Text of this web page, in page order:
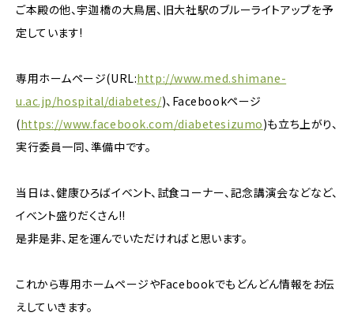
ご本殿の他、宇迦橋の大鳥居、旧大社駅のブルーライトアップを予
定しています!
専用ホームページ(URL:http://www.med.shimane-
u.ac.jp/hospital/diabetes/)、Facebookページ
(https://www.facebook.com/diabetesizumo)も立ち上がり、
実行委員一同、準備中です。
当日は、健康ひろばイベント、試食コーナー、記念講演会などなど、
イベント盛りだくさん!!
是非是非、足を運んでいただければと思います。
これから専用ホームページやFacebookでもどんどん情報をお伝
えしていきます。